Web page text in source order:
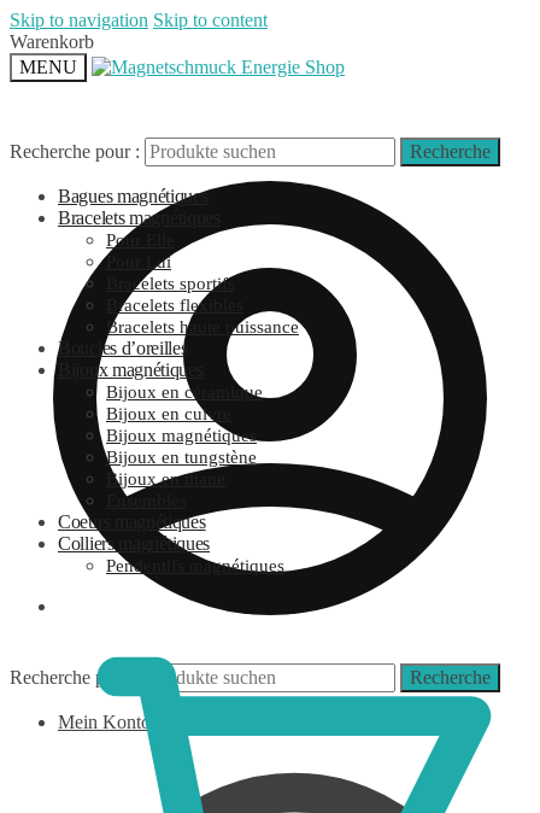
Skip to navigation Skip to content
Warenkorb
MENU
Recherche pour : Recherche
Mein Konto
Recherche pour : Recherche
Bagues magnétiques
Bracelets magnétiques
Pour Elle
Pour Lui
Bracelets sportifs
Bracelets flexibles
Bracelets haute puissance
Boucles d’oreilles
Bijoux magnétiques
Bijoux en céramique
Bijoux en cuivre
Bijoux magnétiques
Bijoux en tungstène
Bijoux en titane
Ensembles
Coeurs magnétiques
Colliers magnétiques
Pendentifs magnétiques